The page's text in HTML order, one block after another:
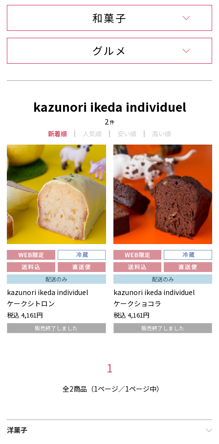
和菓子
グルメ
kazunori ikeda individuel
2件
新着順 人気順 安い順 高い順
配送のみ
kazunori ikeda individuel
ケークシトロン
税込 4,161円
販売終了しました
配送のみ
kazunori ikeda individuel
ケークショコラ
税込 4,161円
販売終了しました
1
全2商品（1ページ／1ページ中）
洋菓子